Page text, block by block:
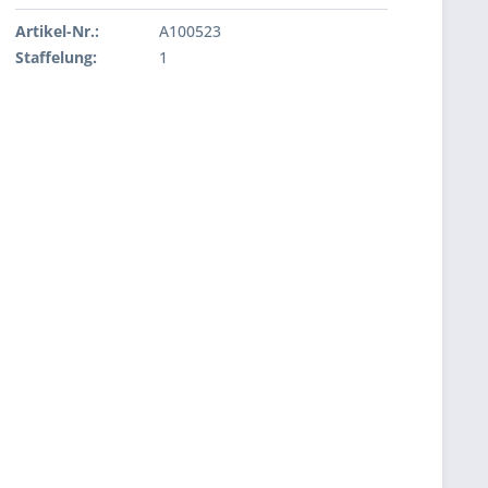
Artikel-Nr.:
A100523
Staffelung:
1